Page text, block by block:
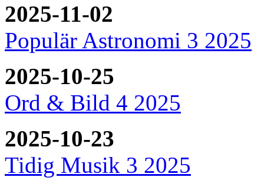
2025-11-02
Populär Astronomi 3 2025
2025-10-25
Ord & Bild 4 2025
2025-10-23
Tidig Musik 3 2025